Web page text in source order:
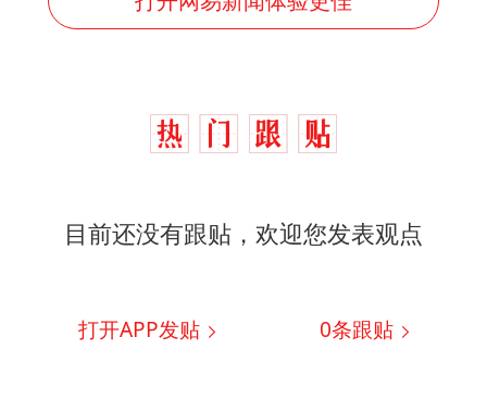
目前还没有跟贴，欢迎您发表观点
打开APP发贴 0条跟贴